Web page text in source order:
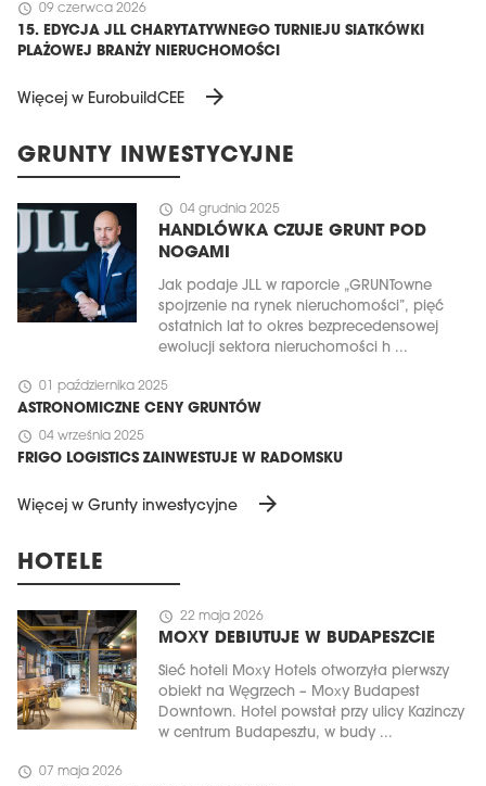
schedule 09 czerwca 2026
15. EDYCJA JLL CHARYTATYWNEGO TURNIEJU SIATKÓWKI
PLAŻOWEJ BRANŻY NIERUCHOMOŚCI
Więcej w EurobuildCEE arrow_forward
GRUNTY INWESTYCYJNE
schedule 04 grudnia 2025
HANDLÓWKA CZUJE GRUNT POD
NOGAMI
Jak podaje JLL w raporcie „GRUNTowne
spojrzenie na rynek nieruchomości”, pięć
ostatnich lat to okres bezprecedensowej
ewolucji sektora nieruchomości h ...
schedule 01 października 2025
ASTRONOMICZNE CENY GRUNTÓW
schedule 04 września 2025
FRIGO LOGISTICS ZAINWESTUJE W RADOMSKU
Więcej w Grunty inwestycyjne arrow_forward
HOTELE
schedule 22 maja 2026
MOXY DEBIUTUJE W BUDAPESZCIE
Sieć hoteli Moxy Hotels otworzyła pierwszy
obiekt na Węgrzech – Moxy Budapest
Downtown. Hotel powstał przy ulicy Kazinczy
w centrum Budapesztu, w budy ...
schedule 07 maja 2026